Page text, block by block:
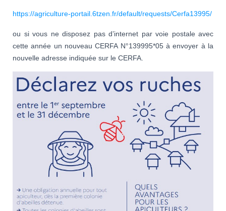
https://agriculture-portail.6tzen.fr/default/requests/Cerfa13995/
ou si vous ne disposez pas d’internet par voie postale avec
cette année un nouveau CERFA N°139995*05 à envoyer à la
nouvelle adresse indiquée sur le CERFA.